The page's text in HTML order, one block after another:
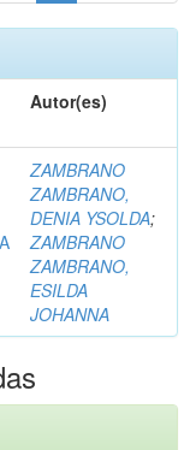
Autor(es)
ZAMBRANO
ZAMBRANO,
DENIA YSOLDA;
ZAMBRANO
ZAMBRANO,
ESILDA
JOHANNA